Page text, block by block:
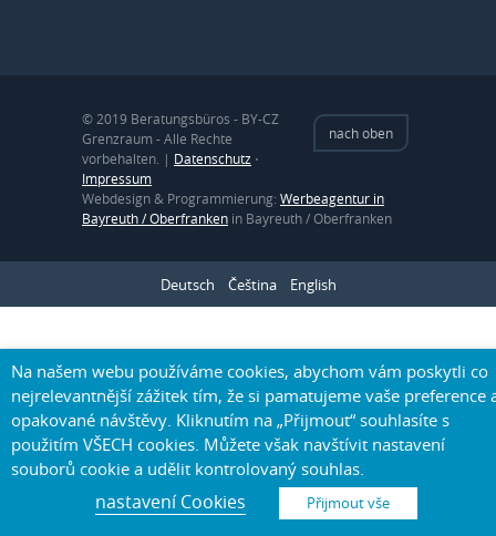
nach oben
© 2019 Beratungsbüros - BY-CZ
Grenzraum - Alle Rechte
vorbehalten. | Datenschutz ⋅
Impressum
Webdesign & Programmierung: Werbeagentur in
Bayreuth / Oberfranken in Bayreuth / Oberfranken
Na našem webu používáme cookies, abychom vám poskytli co
nejrelevantnější zážitek tím, že si pamatujeme vaše preference
opakované návštěvy. Kliknutím na „Přijmout“ souhlasíte s
použitím VŠECH cookies. Můžete však navštívit nastavení
souborů cookie a udělit kontrolovaný souhlas.
nastavení Cookies Přijmout vše
Deutsch Čeština English